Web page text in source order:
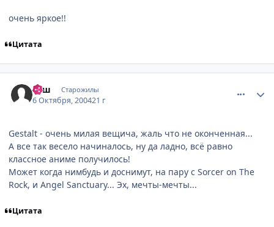
очень яркое!!
Цитата
Вэш Старожилы
6 Октября, 200421 г
Gestalt - очень милая вещича, жаль что не оконченная...
А все так весело начиналось, ну да ладно, всё равно
классное аниме получилось!
Может когда нимбудь и доснимут, на пару с Sorcer on The
Rock, и Angel Sanctuary... Эх, мечты-мечты...
Цитата